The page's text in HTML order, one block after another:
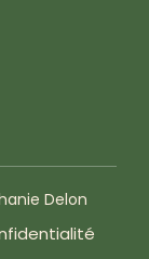
Delon